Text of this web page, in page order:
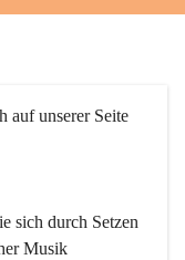
auf unserer Seite
sich durch Setzen
Musik